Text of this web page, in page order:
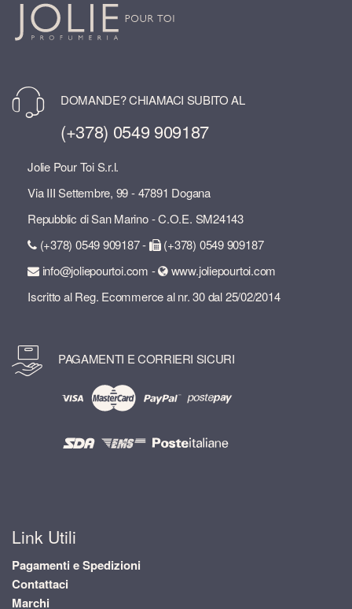
DOMANDE? CHIAMACI SUBITO AL
(+378) 0549 909187
Jolie Pour Toi S.r.l.
Via III Settembre, 99 - 47891 Dogana
Repubblic di San Marino - C.O.E. SM24143
(+378) 0549 909187 -
(+378) 0549 909187
info@joliepourtoi.com -
www.joliepourtoi.com
Iscritto al Reg. Ecommerce al nr. 30 dal 25/02/2014
PAGAMENTI E CORRIERI SICURI
Link Utili
Pagamenti e Spedizioni
Contattaci
Marchi